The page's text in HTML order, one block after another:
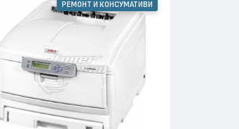
РЕМОНТ И КОНСУМАТИВИ